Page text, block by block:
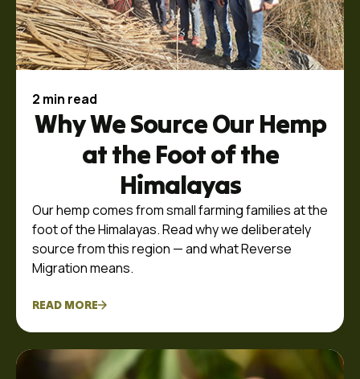
2 min read
Why We Source Our Hemp
at the Foot of the
Himalayas
Our hemp comes from small farming families at the
foot of the Himalayas. Read why we deliberately
source from this region — and what Reverse
Migration means.
READ MORE